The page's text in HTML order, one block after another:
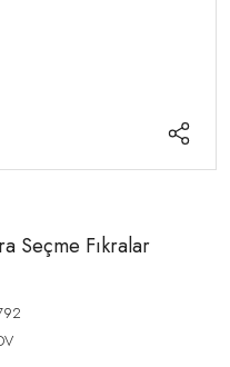
Seçme Fıkralar